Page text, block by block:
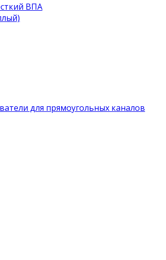
ВПА
для прямоугольных каналов